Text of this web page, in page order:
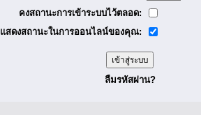
คงสถานะการเข้าระบบไว้ตลอด:
แสดงสถานะในการออนไลน์ของคุณ:
ลืมรหัสผ่าน?